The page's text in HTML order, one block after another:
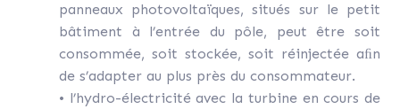
panneaux photovoltaïques, situés sur le petit
bâtiment à l’entrée du pôle, peut être soit
consommée, soit stockée, soit réinjectée aﬁn
de s’adapter au plus près du consommateur.
• l’hydro-électricité avec la turbine en cours de